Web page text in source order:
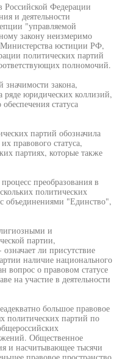
Российской Федерации
и деятельности
"управляемой
закону неизмеримо
юстиции РФ,
политических партий
полномочий.
закона,
ряде юридических коллизий,
статуса
партий обозначила
правового статуса,
партиях, которые также
преобразования в
политических
объединениями "Единство",
и
партии,
ли присутствие
наличие национального
вопрос о правовом статусе
на участие в деятельности
большое правовое
политических партий по
Общественное
и насчитывающее тысячи